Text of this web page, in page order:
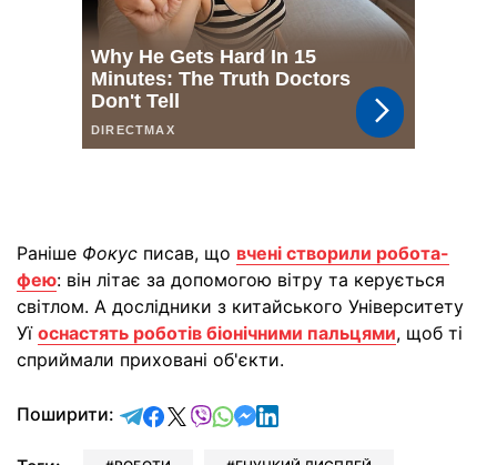
Раніше Фокус писав, що вчені створили робота-
фею: він літає за допомогою вітру та керується
світлом. А дослідники з китайського Університету
Уї оснастять роботів біонічними пальцями, щоб ті
сприймали приховані об'єкти.
Поширити: відправити у Telegram
поділитись у Facebook
поділитись у X
відправити у Viber
відправити у Whatsapp
відправити у Messenger
відправити у LinkedIn